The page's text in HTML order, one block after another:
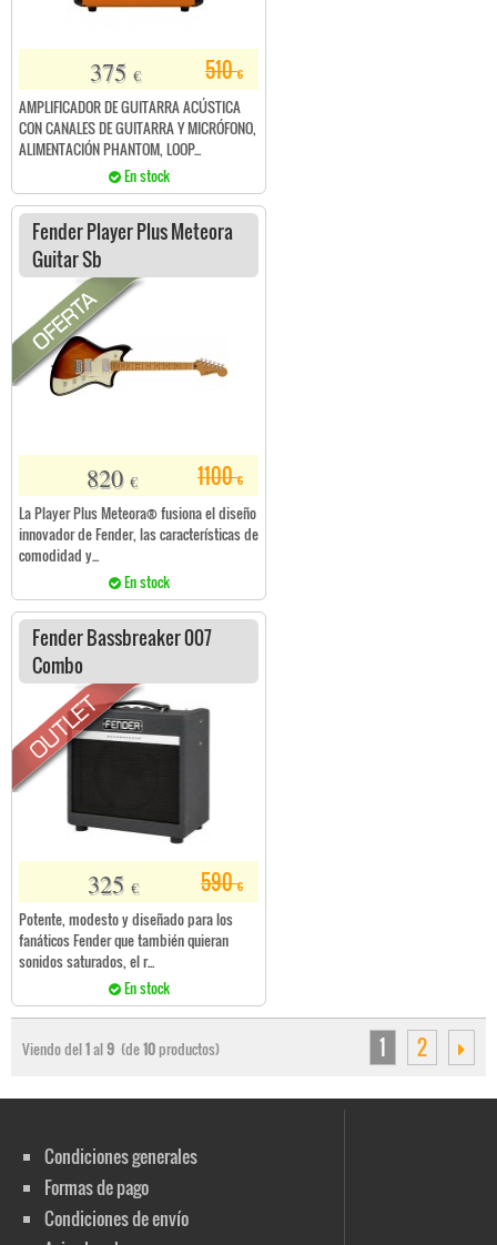
510€
375 €
AMPLIFICADOR DE GUITARRA ACÚSTICA
CON CANALES DE GUITARRA Y MICRÓFONO,
ALIMENTACIÓN PHANTOM, LOOP...
En stock
Fender Player Plus Meteora
Guitar Sb
1100€
820 €
La Player Plus Meteora® fusiona el diseño
innovador de Fender, las características de
comodidad y...
En stock
Fender Bassbreaker 007
Combo
590€
325 €
Potente, modesto y diseñado para los
fanáticos Fender que también quieran
sonidos saturados, el r...
En stock
Viendo del1al9 (de10productos) 1 2
Condiciones generales
Formas de pago
Condiciones de envío